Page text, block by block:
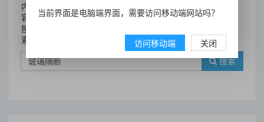
内
容
搜
索
搜索
当前界面是电脑端界面，需要访问移动端网站吗？
访问移动端 关闭